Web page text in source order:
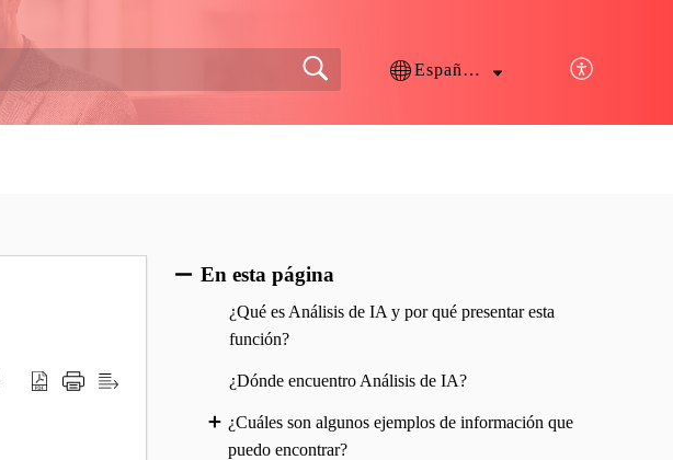
Español (España)
En esta página
¿Qué es Análisis de IA y por qué presentar esta
función?
¿Dónde encuentro Análisis de IA?
¿Cuáles son algunos ejemplos de información que
puedo encontrar?